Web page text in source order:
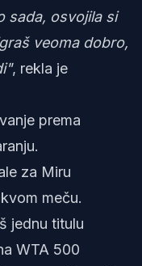
sada, osvojila si
veoma dobro,
, rekla je
prema
za Miru
meču.
jednu titulu
WTA 500